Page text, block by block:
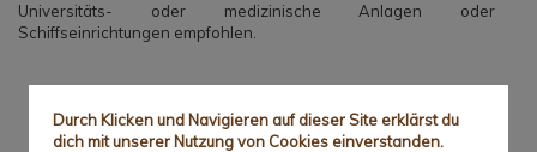
Durch Klicken und Navigieren auf dieser Site erklärst du
dich mit unserer Nutzung von Cookies einverstanden.
Universitäts- oder medizinische Anlagen oder
Schiffseinrichtungen empfohlen.
IHRE VORTEILE